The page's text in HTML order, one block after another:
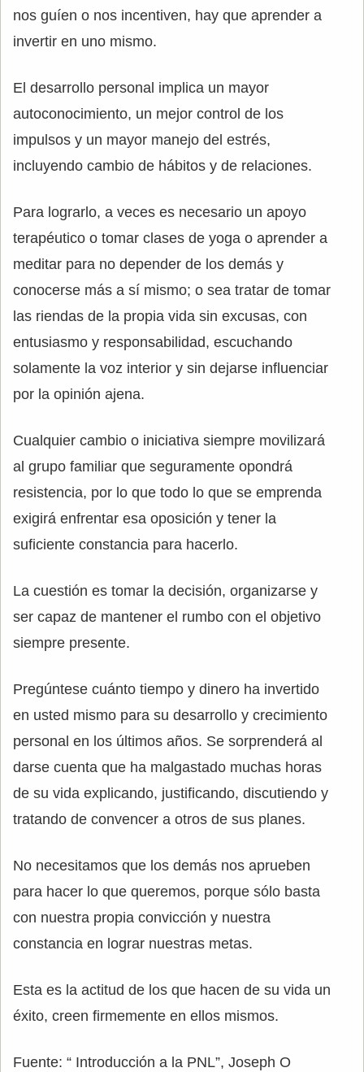
nos guíen o nos incentiven, hay que aprender a
invertir en uno mismo.
El desarrollo personal implica un mayor
autoconocimiento, un mejor control de los
impulsos y un mayor manejo del estrés,
incluyendo cambio de hábitos y de relaciones.
Para lograrlo, a veces es necesario un apoyo
terapéutico o tomar clases de yoga o aprender a
meditar para no depender de los demás y
conocerse más a sí mismo; o sea tratar de tomar
las riendas de la propia vida sin excusas, con
entusiasmo y responsabilidad, escuchando
solamente la voz interior y sin dejarse influenciar
por la opinión ajena.
Cualquier cambio o iniciativa siempre movilizará
al grupo familiar que seguramente opondrá
resistencia, por lo que todo lo que se emprenda
exigirá enfrentar esa oposición y tener la
suficiente constancia para hacerlo.
La cuestión es tomar la decisión, organizarse y
ser capaz de mantener el rumbo con el objetivo
siempre presente.
Pregúntese cuánto tiempo y dinero ha invertido
en usted mismo para su desarrollo y crecimiento
personal en los últimos años. Se sorprenderá al
darse cuenta que ha malgastado muchas horas
de su vida explicando, justificando, discutiendo y
tratando de convencer a otros de sus planes.
No necesitamos que los demás nos aprueben
para hacer lo que queremos, porque sólo basta
con nuestra propia convicción y nuestra
constancia en lograr nuestras metas.
Esta es la actitud de los que hacen de su vida un
éxito, creen firmemente en ellos mismos.
Fuente: “ Introducción a la PNL”, Joseph O